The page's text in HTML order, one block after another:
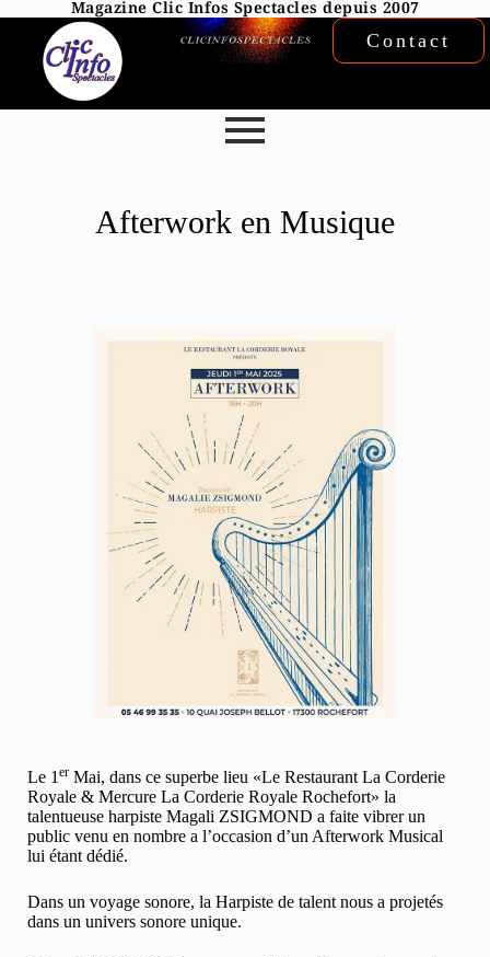
Magazine Clic Infos Spectacles depuis 2007
Contact
Afterwork en Musique
Le 1 er Mai, dans ce superbe lieu «Le Restaurant La Corderie
Royale & Mercure La Corderie Royale Rochefort» la
talentueuse harpiste Magali ZSIGMOND a faite vibrer un
public venu en nombre a l’occasion d’un Afterwork Musical
lui étant dédié.
Dans un voyage sonore, la Harpiste de talent nous a projetés
dans un univers sonore unique.